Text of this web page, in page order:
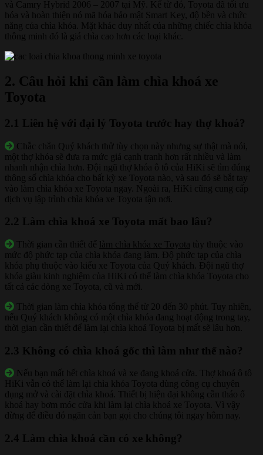
và Camry Hybrid 2006 – 2007 tại Mỹ. Kể từ đó, Toyota đã tối ưu
hóa và hoàn thiện nó mã hóa bảo mật Smart Key, độ bền và chức
năng của chìa khóa. Mặt khác duy nhất của những chiếc chìa khóa
thông minh đó là giá chìa cao hơn các loại khác.
2. Câu hỏi khi cần làm chìa khoá xe
Toyota
2.1 Liên hệ với đại lý Toyota trước hay thợ khoá?
Chắc chắn Quý khách thử tùy chọn này nhưng sự thật mà nói,
một thợ khóa sẽ đưa ra mức giá cạnh tranh hơn rất nhiều và làm
nhanh nhận chìa hơn. Đội ngũ thợ khóa ô tô của HiKi sẽ tìm đúng
thông số chìa khóa cho bất kỳ xe Toyota nào, và sau đó sẽ bắt tay
vào làm chìa khóa xe Toyota ngay. Ngoài ra, HiKi cũng cung cấp
dịch vụ lập trình chìa khóa xe Toyota tận nơi.
2.2 Làm chìa khoá xe Toyota mất bao lâu?
Thời gian cần thiết để làm chìa khóa xe Toyota tùy thuộc vào
mức độ phức tạp của chìa khóa đang làm. Độ phức tạp của chìa
khóa phụ thuộc vào kiểu xe Toyota của Quý khách. Đội ngũ thợ
khóa giàu kinh nghiệm của HiKi có thể làm chìa khóa Toyota cho
tất cả các dòng xe Toyota, cũ và mới.
Thời gian làm chìa khóa tổng thể từ 20 đến 30 phút. Tuy nhiên,
nếu Quý khách không có một chìa khóa đang hoạt động trong tay,
thời gian cần thiết để làm lại chìa khoá Toyota bị mất sẽ lâu hơn.
2.3 Không có chìa khoá gốc thì làm như thế nào?
Nếu bạn mất hết chìa khoá và xe đang khoá cửa. Thợ khoá ô tô
HiKi vẫn có thể làm lại chìa khóa Toyota dùng công cụ chuyên
dụng mở và cài đặt chìa khoá. Thiết bị hiện đại không cần tháo ổ
khoá hay bơm móc cửa khi làm lại chìa khoá xe Toyota. Vì vậy
đừng để điều đó ngăn cản bạn gọi cho chúng tôi ngay hôm nay.
2.4 Làm chìa khoá cần có xe không?